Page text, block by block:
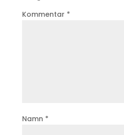
Kommentar *
Namn *